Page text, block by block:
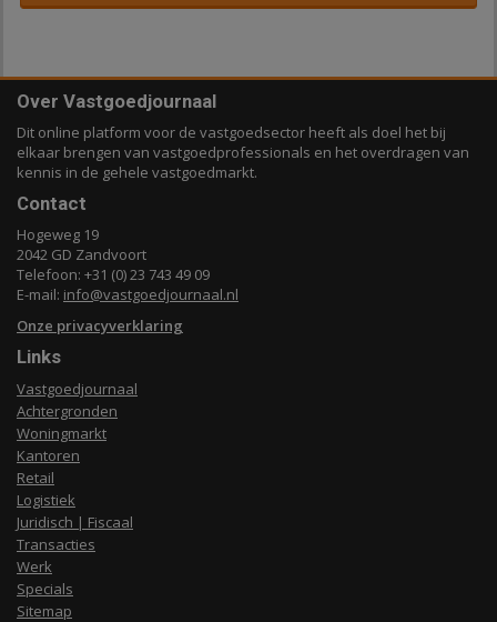
Over Vastgoedjournaal
Dit online platform voor de vastgoedsector heeft als doel het bij
elkaar brengen van vastgoedprofessionals en het overdragen van
kennis in de gehele vastgoedmarkt.
Contact
Hogeweg 19
2042 GD Zandvoort
Telefoon: +31 (0) 23 743 49 09
E-mail: info@vastgoedjournaal.nl
Onze privacyverklaring
Links
Vastgoedjournaal
Achtergronden
Woningmarkt
Kantoren
Retail
Logistiek
Juridisch | Fiscaal
Transacties
Werk
Specials
Sitemap